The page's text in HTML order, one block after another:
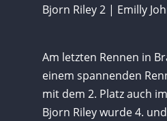
Bjorn Riley 2 | Emilly
Am letzten Rennen in
einem spannenden
mit dem 2. Platz auch
Bjorn Riley wurde 4.